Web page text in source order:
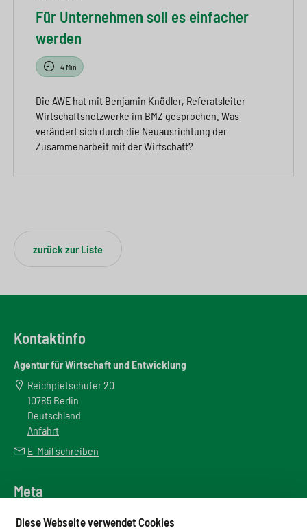
Für Unternehmen soll es einfacher
werden
4 Min
Die AWE hat mit Benjamin Knödler, Referatsleiter
Wirtschaftsnetzwerke im BMZ gesprochen. Was
verändert sich durch die Neuausrichtung der
Zusammenarbeit mit der Wirtschaft?
zurück zur Liste
Kontaktinfo
Agentur für Wirtschaft und Entwicklung
Reichpietschufer 20
10785 Berlin
Deutschland
Anfahrt
E-Mail schreiben
Meta
Downloadbereich
Diese Webseite verwendet Cookies